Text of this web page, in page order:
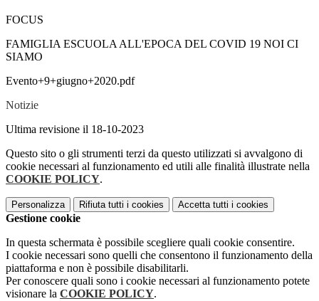
FOCUS
FAMIGLIA ESCUOLA ALL'EPOCA DEL COVID 19 NOI CI
SIAMO
Evento+9+giugno+2020.pdf
Notizie
Ultima revisione il 18-10-2023
Questo sito o gli strumenti terzi da questo utilizzati si avvalgono di
cookie necessari al funzionamento ed utili alle finalità illustrate nella
COOKIE POLICY.
Personalizza Rifiuta tutti i cookies Accetta tutti i cookies
Gestione cookie
In questa schermata è possibile scegliere quali cookie consentire.
I cookie necessari sono quelli che consentono il funzionamento della
piattaforma e non è possibile disabilitarli.
Per conoscere quali sono i cookie necessari al funzionamento potete
visionare la COOKIE POLICY.